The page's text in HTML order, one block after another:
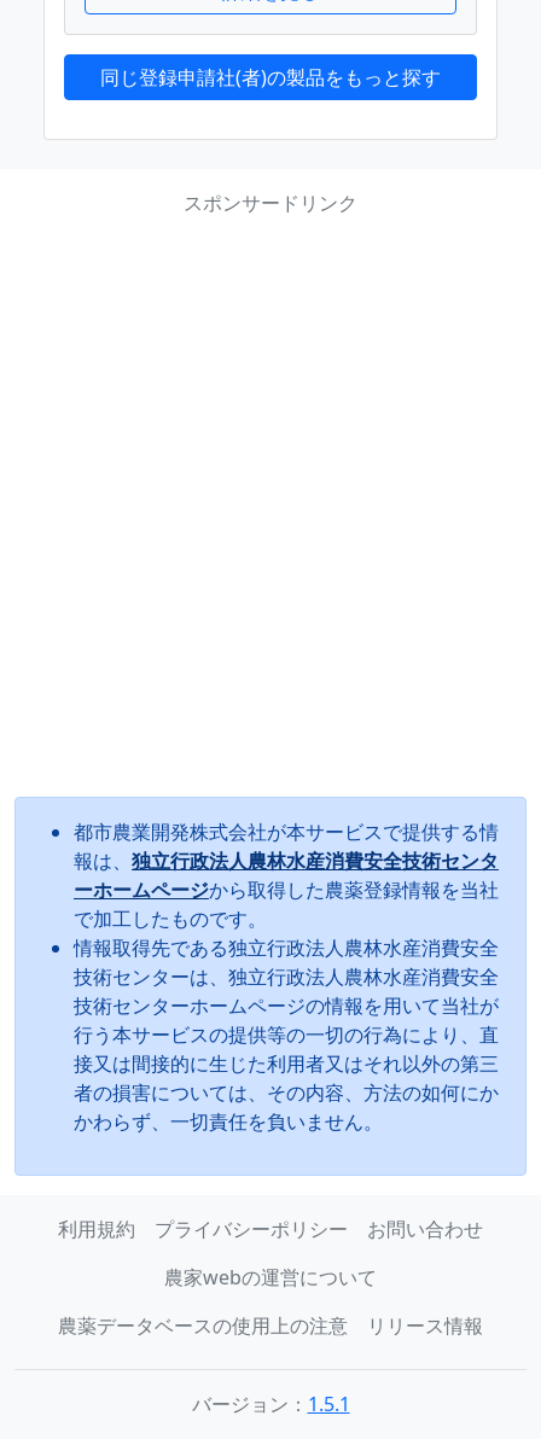
同じ登録申請社(者)の製品をもっと探す
スポンサードリンク
都市農業開発株式会社が本サービスで提供する情
報は、 独立行政法人農林水産消費安全技術センタ
ーホームページから取得した農薬登録情報を当社
で加工したものです。
情報取得先である独立行政法人農林水産消費安全
技術センターは、独立行政法人農林水産消費安全
技術センターホームページの情報を用いて当社が
行う本サービスの提供等の一切の行為により、直
接又は間接的に生じた利用者又はそれ以外の第三
者の損害については、その内容、方法の如何にか
かわらず、一切責任を負いません。
利用規約 プライバシーポリシー
お問い合わせ
農家webの運営について
農薬データベースの使用上の注意
リリース情報
バージョン： 1.5.1